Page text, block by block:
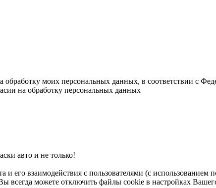
обработку моих персональных данных, в соответствии с
на обработку персональных данных
авто и не только!
его взаимодействия с пользователями (с
всегда можете отключить файлы cookie в настройках